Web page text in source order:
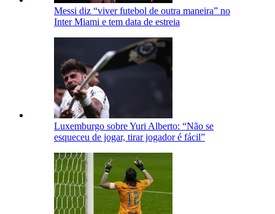
Messi diz “viver futebol de outra maneira” no
Inter Miami e tem data de estreia
Luxemburgo sobre Yuri Alberto: “Não se
esqueceu de jogar, tirar jogador é fácil”